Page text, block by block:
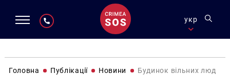
укр
Головна Публікації Новини Будинок вільних людей